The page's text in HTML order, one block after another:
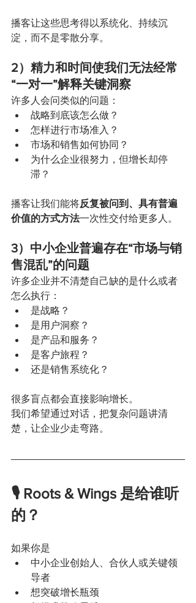
播客让这些思考得以系统化、持续沉
淀，而不是零散分享。
2）精力和时间使我们无法经常
“一对一”解释关键洞察
许多人会问类似的问题：
战略到底该怎么做？
怎样进行市场准入？
市场和销售如何协同？
为什么企业很努力，但增长却停
滞？
播客让我们能将反复被问到、具有普遍
价值的方式方法一次性交付给更多人。
3）中小企业普遍存在“市场与销
售混乱”的问题
许多企业并不清楚自己缺的是什么或者
怎么执行：
是战略？
是用户洞察？
是产品和服务？
是客户旅程？
还是销售系统化？
很多盲点都会直接影响增长。
我们希望通过对话，把复杂问题讲清
楚，让企业少走弯路。
🎙 Roots & Wings 是给谁听
的？
如果你是
中小企业创始人、合伙人或关键领
导者
想突破增长瓶颈